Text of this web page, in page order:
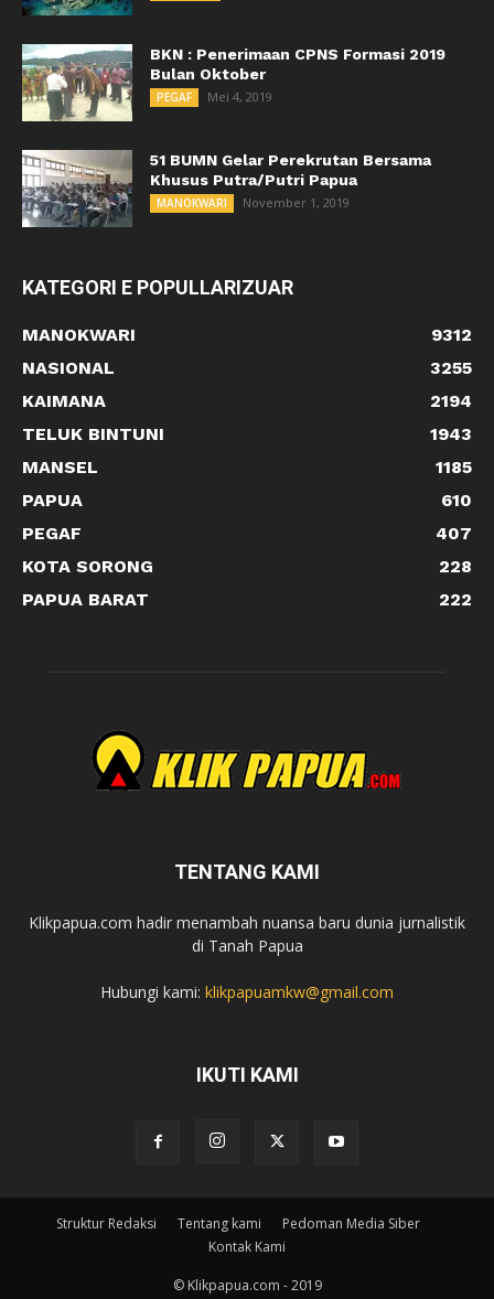
BKN : Penerimaan CPNS Formasi 2019
Bulan Oktober
PEGAF Mei 4, 2019
51 BUMN Gelar Perekrutan Bersama
Khusus Putra/Putri Papua
MANOKWARI November 1, 2019
KATEGORI E POPULLARIZUAR
MANOKWARI
9312
NASIONAL
3255
KAIMANA
2194
TELUK BINTUNI
1943
MANSEL
1185
PAPUA
610
PEGAF
407
KOTA SORONG
228
PAPUA BARAT
222
TENTANG KAMI
Klikpapua.com hadir menambah nuansa baru dunia jurnalistik
di Tanah Papua
Hubungi kami: klikpapuamkw@gmail.com
IKUTI KAMI
Struktur Redaksi Tentang kami
Pedoman Media Siber
Kontak Kami
© Klikpapua.com - 2019